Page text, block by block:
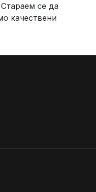
се да
качествени